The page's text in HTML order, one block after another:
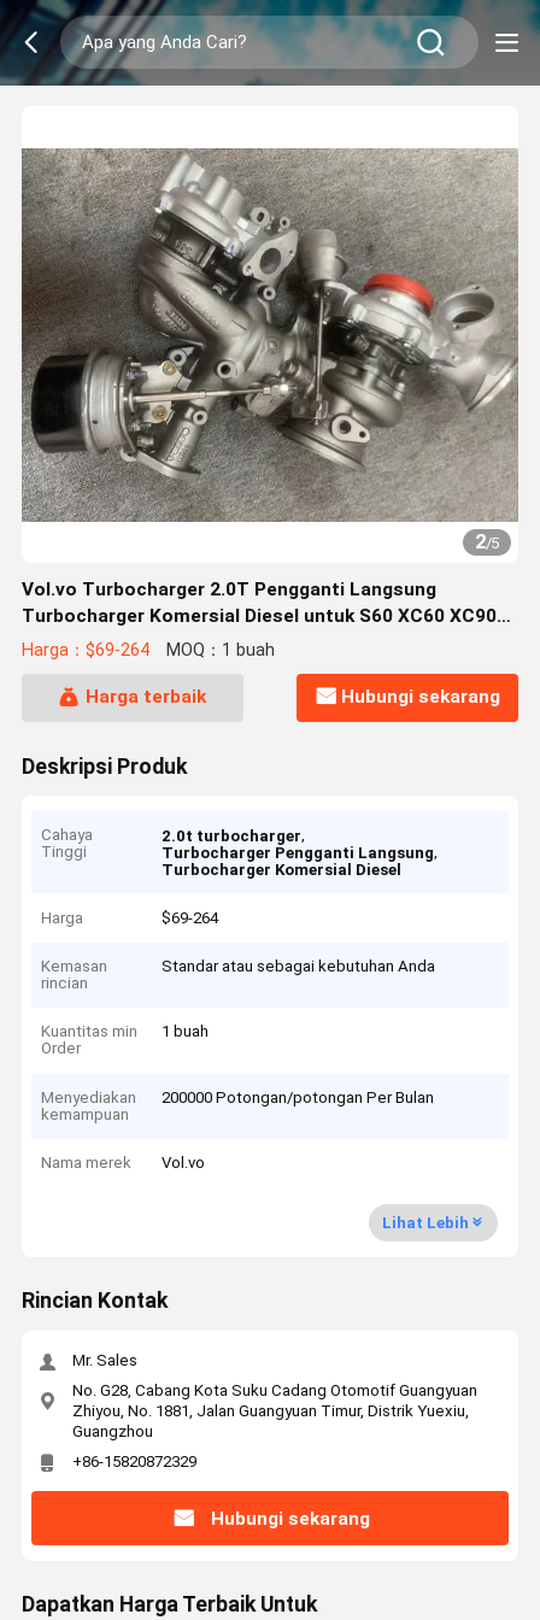
2/5
Vol.vo Turbocharger 2.0T Pengganti Langsung
Turbocharger Komersial Diesel untuk S60 XC60 XC90
S40 S80 V40 C30 S90 C70
Harga：$69-264 MOQ：1 buah
Harga terbaik Hubungi sekarang
Deskripsi Produk
Cahaya
Tinggi
2.0t turbocharger,
Turbocharger Pengganti Langsung,
Turbocharger Komersial Diesel
Harga $69-264
Kemasan
rincian
Standar atau sebagai kebutuhan Anda
Kuantitas min
Order
1 buah
Menyediakan
kemampuan
200000 Potongan/potongan Per Bulan
Nama merek Vol.vo
Lihat Lebih
Rincian Kontak
Mr. Sales
No. G28, Cabang Kota Suku Cadang Otomotif Guangyuan
Zhiyou, No. 1881, Jalan Guangyuan Timur, Distrik Yuexiu,
Guangzhou
+86-15820872329
Hubungi sekarang
Dapatkan Harga Terbaik Untuk